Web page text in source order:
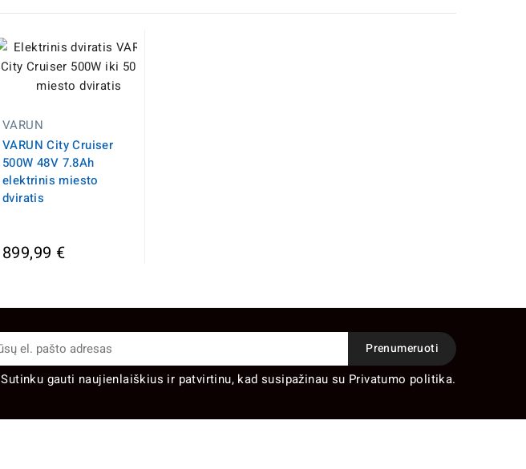
VARUN
VARUN City Cruiser
500W 48V 7.8Ah
elektrinis miesto
dviratis
899,99 €
Sutinku gauti naujienlaiškius ir patvirtinu, kad susipažinau su Privatumo politika.